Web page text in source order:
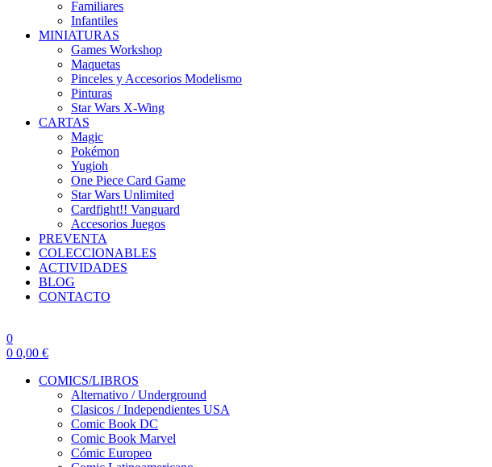
Familiares
Infantiles
MINIATURAS
Games Workshop
Maquetas
Pinceles y Accesorios Modelismo
Pinturas
Star Wars X-Wing
CARTAS
Magic
Pokémon
Yugioh
One Piece Card Game
Star Wars Unlimited
Cardfight!! Vanguard
Accesorios Juegos
PREVENTA
COLECCIONABLES
ACTIVIDADES
BLOG
CONTACTO
0
0 0,00 €
COMICS/LIBROS
Alternativo / Underground
Clasicos / Independientes USA
Comic Book DC
Comic Book Marvel
Cómic Europeo